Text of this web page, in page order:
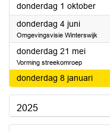
donderdag 1 oktober2026
donderdag 4 juni2026
Omgevingsvisie Winterswijk
donderdag 21 mei2026
Vorming streekomroep
donderdag 8 januari2026
2025